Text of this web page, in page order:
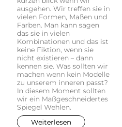
ausgehen. Wir treffen sie in
vielen Formen, Maßen und
Farben. Man kann sagen
das sie in vielen
Kombinationen und das ist
keine Fiktion, wenn sie
nicht existieren – dann
kennen sie. Was sollten wir
machen wenn kein Modelle
zu unserem inneren passt?
In diesem Moment sollten
wir ein Maßgeschneidertes
Spiegel Wehlen.
Weiterlesen